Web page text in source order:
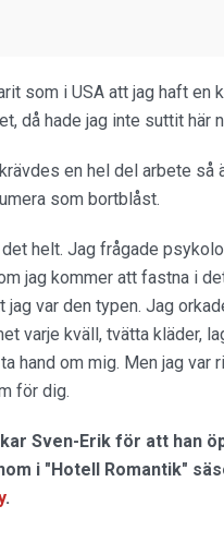
som i USA att jag haft en
då hade jag inte suttit här
en hel del arbete så
som bortblåst.
helt. Jag frågade
jag kommer att fastna i
jag var den typen. Jag
varje kväll, tvätta kläder,
hand om mig. Men jag var
för dig.
Sven-Erik för att han
i "Hotell Romantik"
.